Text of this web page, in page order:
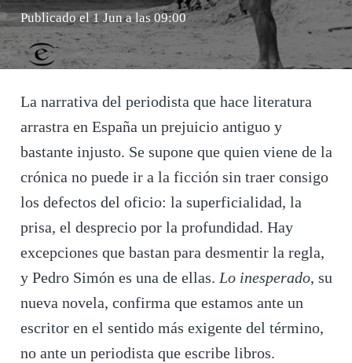
Publicado el1 Jun a las 09:00
La narrativa del periodista que hace literatura
arrastra en España un prejuicio antiguo y
bastante injusto. Se supone que quien viene de la
crónica no puede ir a la ficción sin traer consigo
los defectos del oficio: la superficialidad, la
prisa, el desprecio por la profundidad. Hay
excepciones que bastan para desmentir la regla,
y Pedro Simón es una de ellas. Lo inesperado, su
nueva novela, confirma que estamos ante un
escritor en el sentido más exigente del término,
no ante un periodista que escribe libros.